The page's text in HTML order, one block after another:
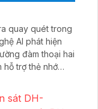
quay quét trong
AI phát hiện
đàm thoại hai
hỗ trợ thẻ nhớ